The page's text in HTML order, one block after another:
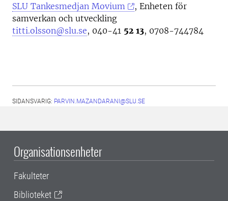
SLU Tankesmedjan Movium
, Enheten för
samverkan och utveckling
titti.olsson@slu.se, 040-41 52 13, 0708-744784
SIDANSVARIG: PARVIN.MAZANDARANI@SLU.SE
Organisationsenheter
Fakulteter
Biblioteket